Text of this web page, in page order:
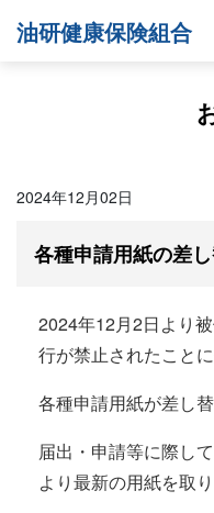
油研健康保険組合
2024年12月02日
各種申請用紙の差
2024年12月2日より
行が禁止されたこと
各種申請用紙が差し
届出・申請等に際し
より最新の用紙を取